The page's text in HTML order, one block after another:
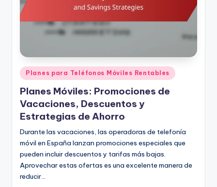
Posted
in
Planes para Teléfonos Móviles Rentables
Planes Móviles: Promociones de
Vacaciones, Descuentos y
Estrategias de Ahorro
Durante las vacaciones, las operadoras de telefonía
móvil en España lanzan promociones especiales que
pueden incluir descuentos y tarifas más bajas.
Aprovechar estas ofertas es una excelente manera de
reducir…